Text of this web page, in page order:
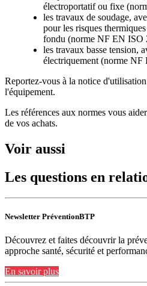
électroportatif ou fixe
les travaux de soudage,
pour les risques
fondu (norme NF EN ISO
les travaux basse tension,
électriquement (norme NF
Reportez-vous à la notice
l'équipement.
Les références aux normes vous
de vos achats.
Voir aussi
Les questions en
Newsletter PréventionBTP
Découvrez et faites découvrir la
approche santé, sécurité et
En savoir plus